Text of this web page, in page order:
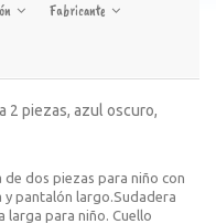
Fabricante
2 piezas, azul oscuro,
de dos piezas para niño con
y pantalón largo.Sudadera
larga para niño. Cuello